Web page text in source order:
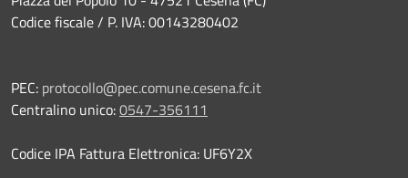
Codice fiscale / P. IVA: 00143280402
PEC: protocollo@pec.comune.cesena.fc.it
Centralino unico:0547-356111
Codice IPA Fattura Elettronica: UF6Y2X